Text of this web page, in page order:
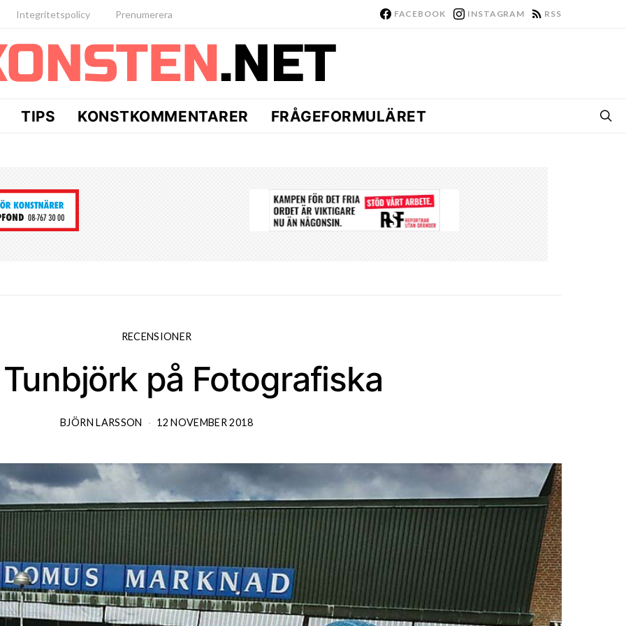
Integritetspolicy Prenumerera FACEBOOK INSTAGRAM RSS
TIPS KONSTKOMMENTARER FRÅGEFORMULÄRET
RECENSIONER
på Fotografiska
BJÖRN LARSSON 12 NOVEMBER 2018